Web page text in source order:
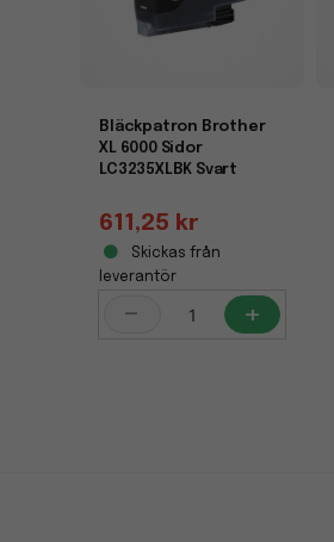
Bläckpatron Brother
XL 6000 Sidor
LC3235XLBK Svart
611,25 kr
Skickas från
leverantör
- +